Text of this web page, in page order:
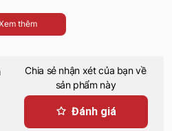
thêm
Chia sẻ nhận xét của bạn về
sản phẩm này
Đánh giá